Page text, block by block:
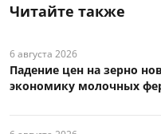
Читайте также
6 августа 2026
Падение цен на зерно
экономику молочных